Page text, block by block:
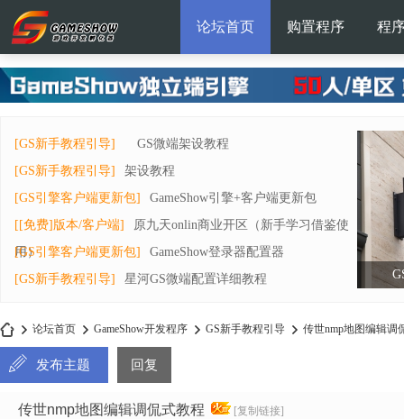
论坛首页 购置程序 程
[GS新手教程引导]
GS微端架设教程
[GS新手教程引导]
架设教程
[GS引擎客户端更新包]
GameShow引擎+客户端更新包
[[免费]版本/客户端]
原九天onlin商业开区（新手学习借鉴使
用）
[GS引擎客户端更新包]
GameShow登录器配置器
[GS新手教程引导]
星河GS微端配置详细教程
»
论坛首页
›
GameShow开发程序
›
GS新手教程引导 传世nmp地图编辑调
发布主题 回复
传世nmp地图编辑调侃式教程 [复制链接]